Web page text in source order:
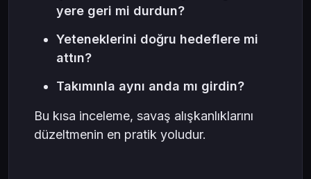
yere geri mi durdun?
Yeteneklerini doğru hedeflere mi
attın?
Takımınla aynı anda mı girdin?
Bu kısa inceleme, savaş alışkanlıklarını
düzeltmenin en pratik yoludur.